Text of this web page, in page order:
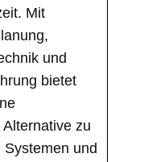
Mit
und
bietet
zu
Systemen und